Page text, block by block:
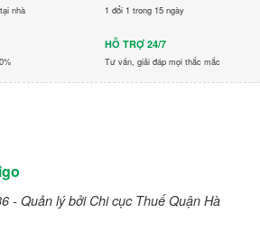
nhà 1 đổi 1 trong 15 ngày
HỖ TRỢ 24/7
Tư vấn, giải đáp mọi thắc mắc
- Quản lý bởi Chi cục Thuế Quận Hà